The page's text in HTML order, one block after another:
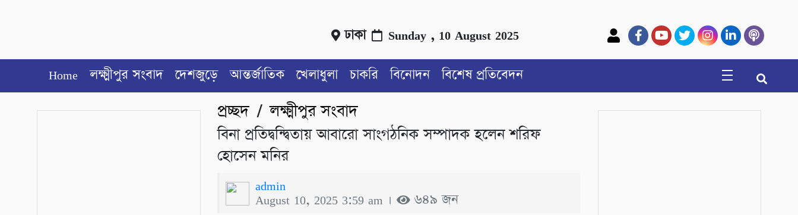
ঢাকা Sunday , 10 August 2025
Home লক্ষ্মীপুর সংবাদ দেশজুড়ে আন্তর্জাতিক খেলাধুলা চাকরি বিনোদন বিশেষ প্রতিবেদন
প্রচ্ছদ/লক্ষ্মীপুর সংবাদ
বিনা প্রতিদ্বন্দ্বিতায় আবারো সাংগঠনিক সম্পাদক হলেন শরিফ
হোসেন মনির
admin
August 10, 2025 3:59 am । ৬৪৯ জন